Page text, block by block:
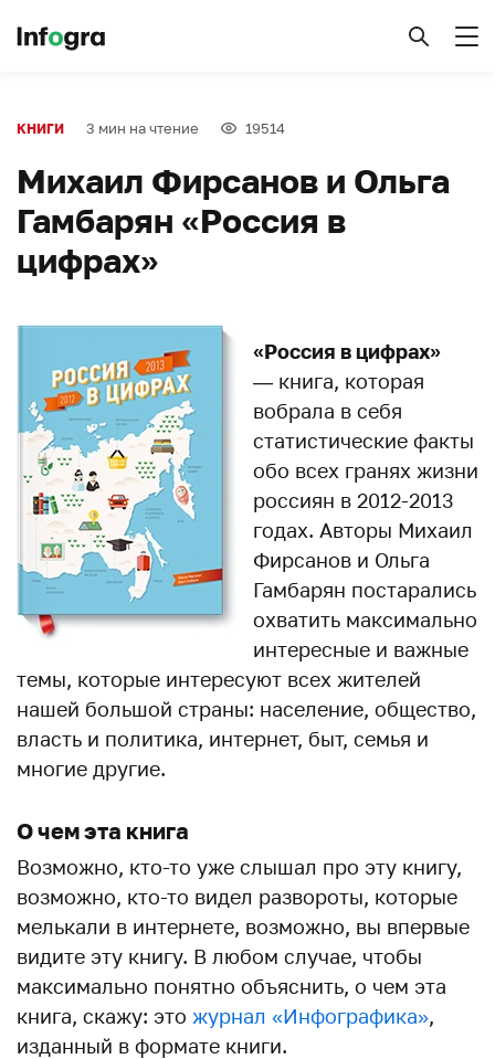
КНИГИ 3 мин на чтение 19514
Михаил Фирсанов и Ольга
Гамбарян «Россия в
цифрах»
«Россия в цифрах»
— книга, которая
вобрала в себя
статистические факты
обо всех гранях жизни
россиян в 2012-2013
годах. Авторы Михаил
Фирсанов и Ольга
Гамбарян постарались
охватить максимально
интересные и важные
темы, которые интересуют всех жителей
нашей большой страны: население, общество,
власть и политика, интернет, быт, семья и
многие другие.
О чем эта книга
Возможно, кто-то уже слышал про эту книгу,
возможно, кто-то видел развороты, которые
мелькали в интернете, возможно, вы впервые
видите эту книгу. В любом случае, чтобы
максимально понятно объяснить, о чем эта
книга, скажу: это журнал «Инфографика»,
изданный в формате книги.